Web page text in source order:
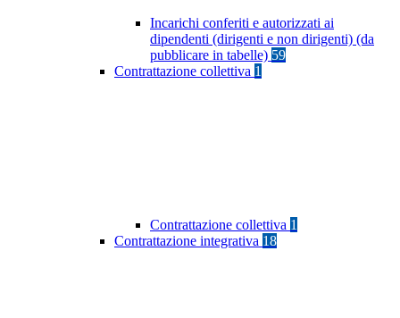
Incarichi conferiti e autorizzati ai
dipendenti (dirigenti e non dirigenti) (da
pubblicare in tabelle) 59
Contrattazione collettiva 1
Contrattazione collettiva 1
Contrattazione integrativa 18